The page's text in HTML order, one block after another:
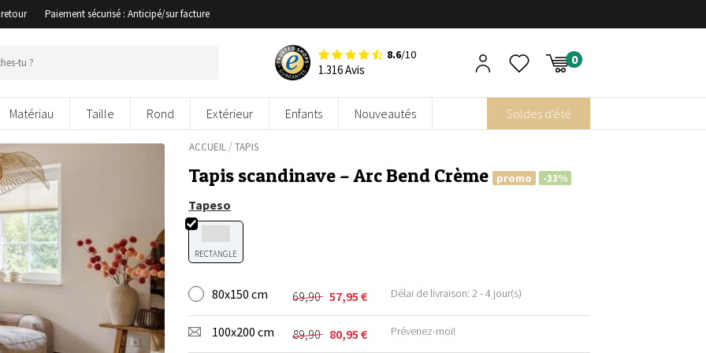
Paiement sécurisé : Anticipé/sur facture
8.6/10
1.316 Avis
Matériau Taille Rond Extérieur Enfants Nouveautés Soldes d'été
ACCUEIL/TAPIS
Tapis scandinave – Arc Bend Crème promo -33%
Tapeso
RECTANGLE
80x150 cm 69,90
Le
prix
initial
57,95 €
Le
prix
actuel
Délai de livraison: 2 - 4 jour(s)
100x200 cm 89,90
Le 80,95 €
Le Prévenez-moi!